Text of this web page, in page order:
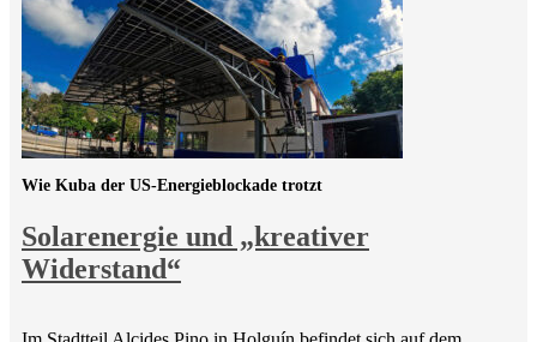
Solarenergie und „kreativer
Widerstand“
Wie Kuba der US-Energieblockade trotzt